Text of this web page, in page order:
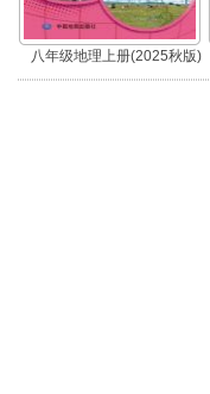
八年级地理上册(2025秋版)